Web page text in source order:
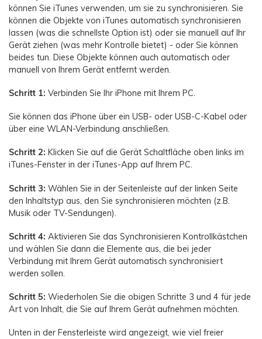
können Sie iTunes verwenden, um sie zu synchronisieren. Sie
können die Objekte von iTunes automatisch synchronisieren
lassen (was die schnellste Option ist) oder sie manuell auf Ihr
Gerät ziehen (was mehr Kontrolle bietet) - oder Sie können
beides tun. Diese Objekte können auch automatisch oder
manuell von Ihrem Gerät entfernt werden.
Schritt 1: Verbinden Sie Ihr iPhone mit Ihrem PC.
Sie können das iPhone über ein USB- oder USB-C-Kabel oder
über eine WLAN-Verbindung anschließen.
Schritt 2: Klicken Sie auf die Gerät Schaltfläche oben links im
iTunes-Fenster in der iTunes-App auf Ihrem PC.
Schritt 3: Wählen Sie in der Seitenleiste auf der linken Seite
den Inhaltstyp aus, den Sie synchronisieren möchten (z.B.
Musik oder TV-Sendungen).
Schritt 4: Aktivieren Sie das Synchronisieren Kontrollkästchen
und wählen Sie dann die Elemente aus, die bei jeder
Verbindung mit Ihrem Gerät automatisch synchronisiert
werden sollen.
Schritt 5: Wiederholen Sie die obigen Schritte 3 und 4 für jede
Art von Inhalt, die Sie auf Ihrem Gerät aufnehmen möchten.
Unten in der Fensterleiste wird angezeigt, wie viel freier